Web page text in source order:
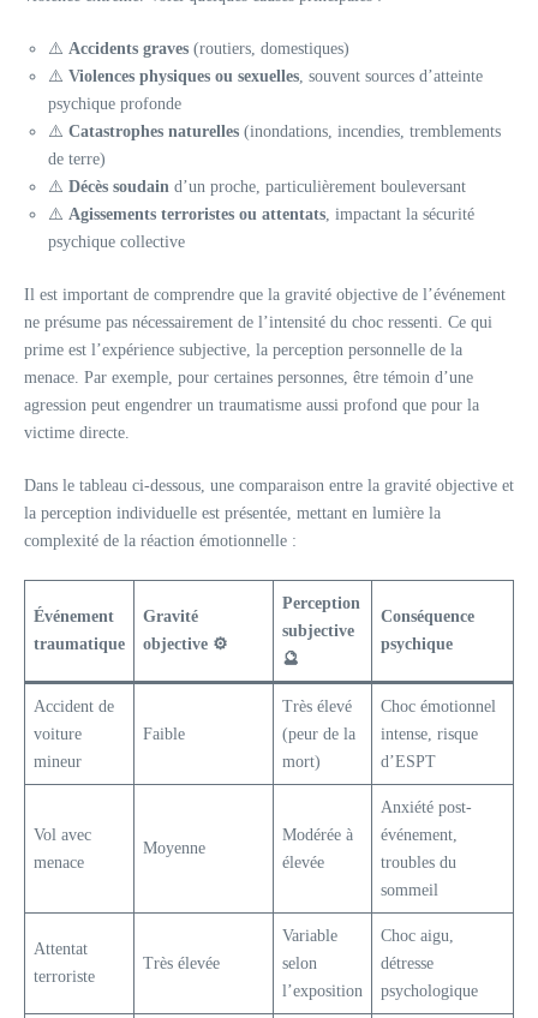
⚠️ Accidents graves (routiers, domestiques)
⚠️ Violences physiques ou sexuelles , souvent sources d’atteinte
psychique profonde
⚠️ Catastrophes naturelles (inondations, incendies, tremblements
de terre)
⚠️ Décès soudain d’un proche, particulièrement bouleversant
⚠️ Agissements terroristes ou attentats , impactant la sécurité
psychique collective
Il est important de comprendre que la gravité objective de l’événement
ne présume pas nécessairement de l’intensité du choc ressenti. Ce qui
prime est l’expérience subjective, la perception personnelle de la
menace. Par exemple, pour certaines personnes, être témoin d’une
agression peut engendrer un traumatisme aussi profond que pour la
victime directe.
Dans le tableau ci-dessous, une comparaison entre la gravité objective et
la perception individuelle est présentée, mettant en lumière la
complexité de la réaction émotionnelle :
Événement
traumatique
Gravité
objective ⚙️
Perception
subjective
🔮
Conséquence
psychique
Accident de
voiture
mineur
Faible
Très élevé
(peur de la
mort)
Choc émotionnel
intense, risque
d’ESPT
Vol avec
menace
Moyenne
Modérée à
élevée
Anxiété post-
événement,
troubles du
sommeil
Attentat
terroriste
Très élevée
Variable
selon
l’exposition
Choc aigu,
détresse
psychologique